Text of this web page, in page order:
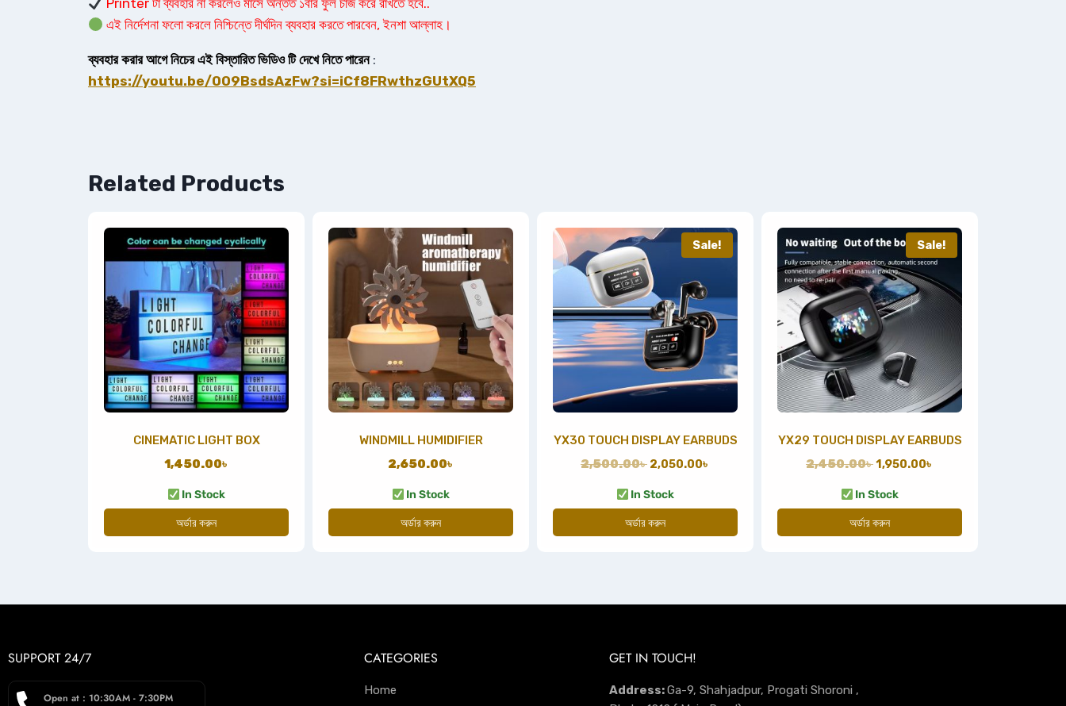
Printer টা ব্যবহার না করলেও মাসে অন্তত ১বার ফুল চার্জ করে রাখতে হবে..
এই নির্দেশনা ফলো করলে নিশ্চিন্তে দীর্ঘদিন ব্যবহার করতে পারবেন, ইনশা আল্লাহ।
ব্যবহার করার আগে নিচের এই বিস্তারিত ভিডিও টি দেখে নিতে পারেন:
https://youtu.be/OO9BsdsAzFw?si=iCf8FRwthzGUtXQ5
Related Products
CINEMATIC LIGHT BOX
1,450.00৳
In Stock
অর্ডার করুন
WINDMILL HUMIDIFIER
2,650.00৳
In Stock
অর্ডার করুন
Sale!
YX30 TOUCH DISPLAY EARBUDS
2,500.00৳ 2,050.00৳
In Stock
অর্ডার করুন
Sale!
YX29 TOUCH DISPLAY EARBUDS
2,450.00৳1,950.00৳
In Stock
অর্ডার করুন
SUPPORT 24/7
Open at : 10:30AM - 7:30PM
CATEGORIES
Home
GET IN TOUCH!
Address:Ga-9, Shahjadpur, Progati Shoroni ,